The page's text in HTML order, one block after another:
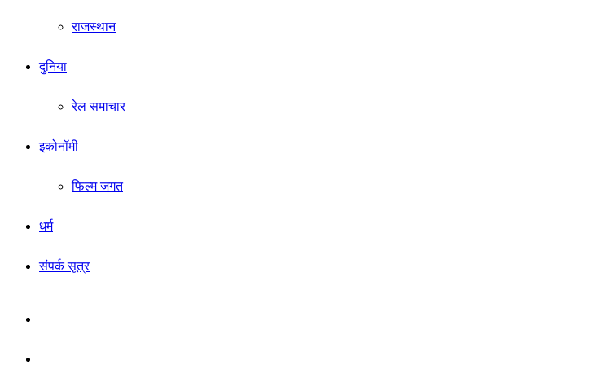
राजस्थान
दुनिया
रेल समाचार
इकोनॉमी
फिल्म जगत
धर्म
संपर्क सूत्र